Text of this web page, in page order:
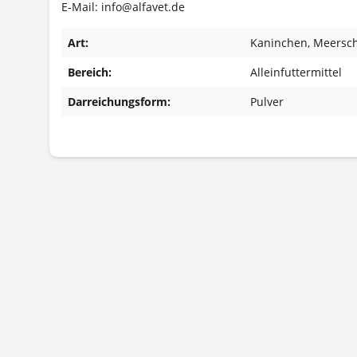
E-Mail: info@alfavet.de
Art: Kaninchen,
Bereich:
Alleinfuttermittel
Darreichungsform:
Pulver